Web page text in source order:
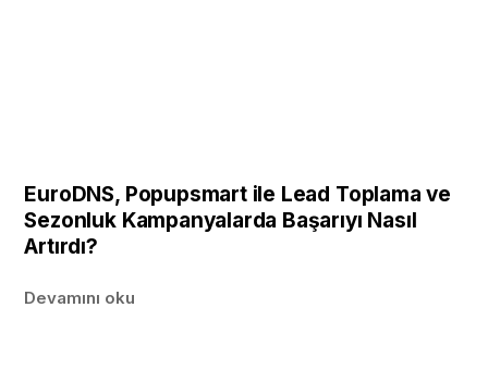
EuroDNS, Popupsmart ile Lead Toplama ve
Sezonluk Kampanyalarda Başarıyı Nasıl
Artırdı?
Devamını oku